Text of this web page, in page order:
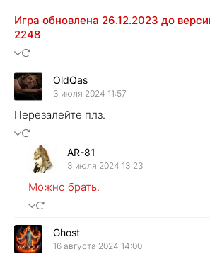
Игра обновлена 26.12.2023 до
2248
OldQas
3 июля 2024 11:57
Перезалейте плз.
AR-81
3 июля 2024 13:23
Можно брать.
Ghost
16 августа 2024 14:00